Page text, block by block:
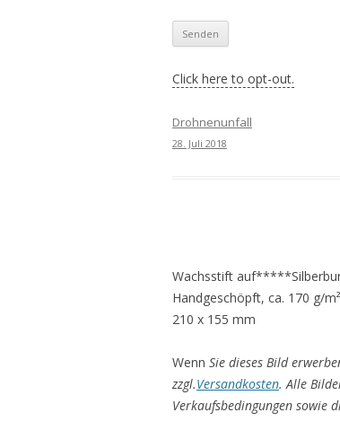
Click here to opt-out.
Drohnenunfall
28. Juli 2018
Wachsstift
Handgeschöpft, ca. 170 g/
210 x 155 mm
Wenn Sie dieses Bild
zzgl.Versandkosten. Alle
Verkaufsbedingungen sowie